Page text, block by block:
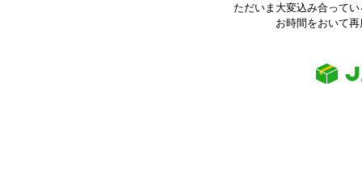
ただいま大変込み合って
お時間をおいて